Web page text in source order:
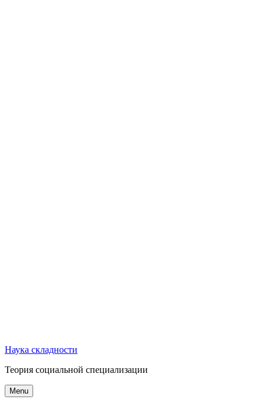
Наука складности
Теория социальной специализации
Menu